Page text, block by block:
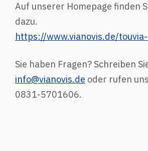
Auf unserer Homepage finden
dazu.
https://www.vianovis.de/
Sie haben Fragen? Schreiben
info@vianovis.de oder rufen
0831-5701606.